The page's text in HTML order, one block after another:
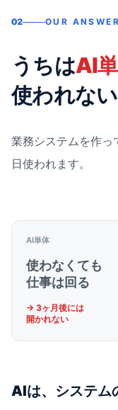
02 OUR ANSWER
うちはAI
使われない
業務システムを作っ
日使われます。
AI単体
使わなくても
仕事は回る
→ 3ヶ月後には
開かれない
AIは、システム